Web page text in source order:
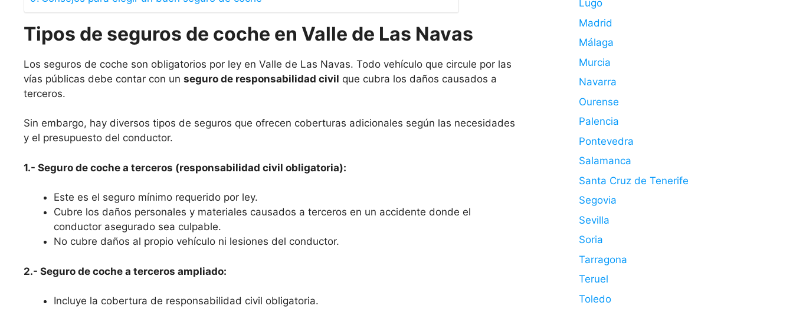
Tipos de seguros de coche en Valle de Las Navas
Los seguros de coche son obligatorios por ley en Valle de Las Navas. Todo vehículo que circule por las
vías públicas debe contar con un seguro de responsabilidad civil que cubra los daños causados a
terceros.
Sin embargo, hay diversos tipos de seguros que ofrecen coberturas adicionales según las necesidades
y el presupuesto del conductor.
1.- Seguro de coche a terceros (responsabilidad civil obligatoria):
Este es el seguro mínimo requerido por ley.
Cubre los daños personales y materiales causados a terceros en un accidente donde el
conductor asegurado sea culpable.
No cubre daños al propio vehículo ni lesiones del conductor.
2.- Seguro de coche a terceros ampliado:
Incluye la cobertura de responsabilidad civil obligatoria.
Lugo
Madrid
Málaga
Murcia
Navarra
Ourense
Palencia
Pontevedra
Salamanca
Santa Cruz de Tenerife
Segovia
Sevilla
Soria
Tarragona
Teruel
Toledo